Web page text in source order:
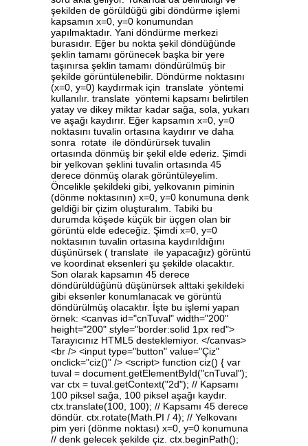
şekilden de görüldüğü gibi döndürme işlemi
kapsamın x=0, y=0 konumundan
yapılmaktadır. Yani döndürme merkezi
burasıdır. Eğer bu nokta şekil döndüğünde
şeklin tamamı görünecek başka bir yere
taşınırsa şeklin tamamı döndürülmüş bir
şekilde görüntülenebilir. Döndürme noktasını
(x=0, y=0) kaydırmak için translate yöntemi
kullanılır. translate yöntemi kapsamı belirtilen
yatay ve dikey miktar kadar sağa, sola, yukarı
ve aşağı kaydırır. Eğer kapsamın x=0, y=0
noktasını tuvalin ortasına kaydırır ve daha
sonra rotate ile döndürürsek tuvalin
ortasında dönmüş bir şekil elde ederiz. Şimdi
bir yelkovan şeklini tuvalin ortasında 45
derece dönmüş olarak görüntüleyelim.
Öncelikle şekildeki gibi, yelkovanın piminin
(dönme noktasının) x=0, y=0 konumuna denk
geldiği bir çizim oluşturalım. Tabiki bu
durumda köşede küçük bir üçgen olan bir
görüntü elde edeceğiz. Şimdi x=0, y=0
noktasının tuvalin ortasına kaydırıldığını
düşünürsek ( translate ile yapacağız) görüntü
ve koordinat eksenleri şu şekilde olacaktır.
Son olarak kapsamın 45 derece
döndürüldüğünü düşünürsek alttaki şekildeki
gibi eksenler konumlanacak ve görüntü
döndürülmüş olacaktır. İşte bu işlemi yapan
örnek: <canvas id="cnTuval" width="200"
height="200" style="border:solid 1px red">
Tarayıcınız HTML5 desteklemiyor. </canvas>
<br /> <input type="button" value="Çiz"
onclick="ciz()" /> <script> function ciz() { var
tuval = document.getElementById("cnTuval");
var ctx = tuval.getContext("2d"); // Kapsamı
100 piksel sağa, 100 piksel aşağı kaydır.
ctx.translate(100, 100); // Kapsamı 45 derece
döndür. ctx.rotate(Math.PI / 4); // Yelkovanı
pim yeri (dönme noktası) x=0, y=0 konumuna
// denk gelecek şekilde çiz. ctx.beginPath();